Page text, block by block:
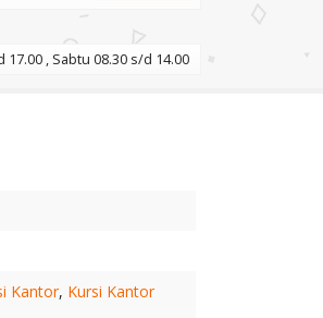
17.00 , Sabtu 08.30 s/d 14.00
Kantor, Kursi Kantor